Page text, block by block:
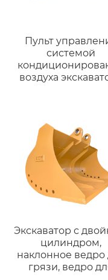
Пульт
системой
воздуха
Экскаватор с
цилиндром,
наклонное ведро
грязи, ведро